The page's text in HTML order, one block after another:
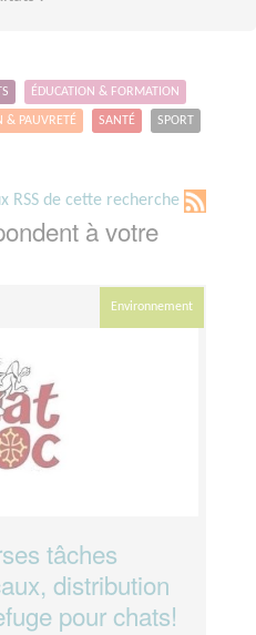
ÉDUCATION & FORMATION
& PAUVRETÉ SANTÉ SPORT
RSS de cette recherche
à votre
Environnement
tâches
distribution
pour chats!